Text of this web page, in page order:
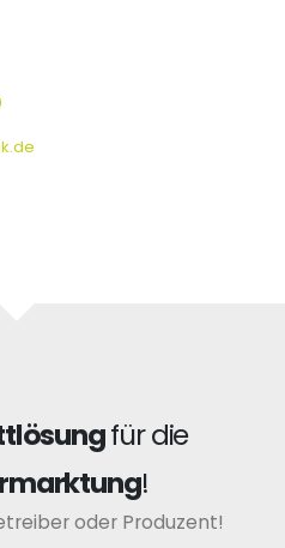
für die
!
oder Produzent!